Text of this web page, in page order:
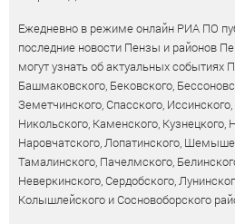
Ежедневно в режиме онлайн РИА ПО
последние новости Пензы и районов
могут узнать об актуальных событиях
Башмаковского, Бековского,
Земетчинского, Спасского,
Никольского, Каменского,
Наровчатского, Лопатинского,
Тамалинского, Пачелмского,
Неверкинского, Сердобского,
Колышлейского и Сосновоборского